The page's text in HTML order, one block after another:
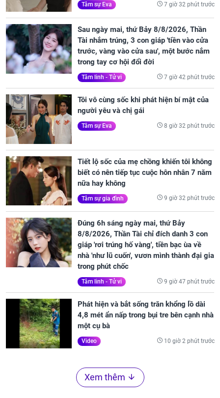
Tâm sự Eva 7 giờ 32 phút trước
Sau ngày mai, thứ Bảy 8/8/2026, Thần
Tài nhắm trúng, 3 con giáp 'tiền vào cửa
trước, vàng vào cửa sau', một bước nắm
trong tay cơ hội đổi đời
Tâm linh - Tử vi 7 giờ 42 phút trước
Tôi vô cùng sốc khi phát hiện bí mật của
người yêu và chị gái
Tâm sự Eva 8 giờ 32 phút trước
Tiết lộ sốc của mẹ chồng khiến tôi không
biết có nên tiếp tục cuộc hôn nhân 7 năm
nữa hay không
Tâm sự gia đình 9 giờ 32 phút trước
Đúng 6h sáng ngày mai, thứ Bảy
8/8/2026, Thần Tài chỉ đích danh 3 con
giáp 'rơi trúng hố vàng', tiền bạc ùa về
nhà 'như lũ cuốn', vươn mình thành đại gia
trong phút chốc
Tâm linh - Tử vi 9 giờ 47 phút trước
Phát hiện và bắt sống trăn khổng lồ dài
4,8 mét ẩn nấp trong bụi tre bên cạnh nhà
một cụ bà
Video 10 giờ 2 phút trước
Xem thêm